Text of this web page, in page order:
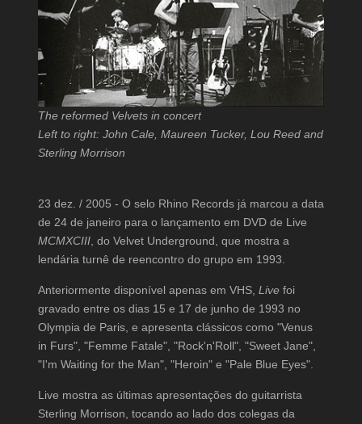
The reformed Velvets in concert
Left to right: John Cale, Maureen Tucker, Lou Reed and
Sterling Morrison
23 dez. / 2005 - O selo Rhino Records já marcou a data
de 24 de janeiro para o lançamento em DVD de Live
MCMXCIII, do Velvet Underground, que mostra a
lendária turnê de reencontro do grupo em 1993.
Anteriormente disponível apenas em VHS, Livefoi
gravado entre os dias 15 e 17 de junho de 1993 no
Olympia de Paris, e apresenta clássicos como "Venus
in Furs", "Femme Fatale", "Rock'n'Roll", "Sweet Jane",
"I'm Waiting for the Man", "Heroin" e "Pale Blue Eyes".
Live mostra as últimas apresentações do guitarrista
Sterling Morrison, tocando ao lado dos colegas da